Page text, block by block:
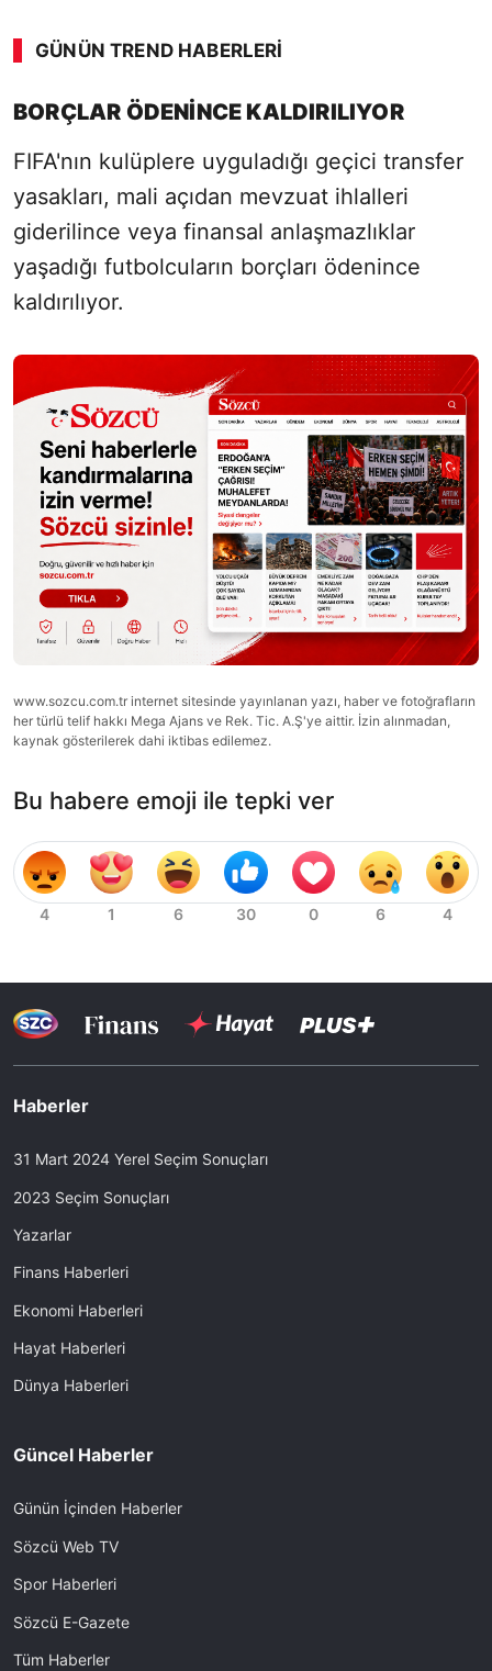
GÜNÜN TREND HABERLERI
00:01 / 02:14
BORÇLAR ÖDENINCE KALDIRILIYOR
FIFA'nın kulüplere uyguladığı geçici transfer
yasakları, mali açıdan mevzuat ihlalleri
giderilince veya finansal anlaşmazlıklar
yaşadığı futbolcuların borçları ödenince
kaldırılıyor.
www.sozcu.com.tr internet sitesinde yayınlanan yazı, haber ve fotoğrafların
her türlü telif hakkı Mega Ajans ve Rek. Tic. A.Ş'ye aittir. İzin alınmadan,
kaynak gösterilerek dahi iktibas edilemez.
Bu habere emoji ile tepki ver
Haberler
31 Mart 2024 Yerel Seçim Sonuçları
2023 Seçim Sonuçları
Yazarlar
Finans Haberleri
Ekonomi Haberleri
Hayat Haberleri
Dünya Haberleri
Güncel Haberler
Günün İçinden Haberler
Sözcü Web TV
Spor Haberleri
Sözcü E-Gazete
Tüm Haberler